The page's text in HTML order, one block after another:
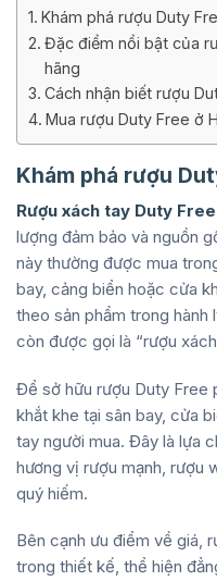
Khám phá rượu Duty
Đặc điểm nổi bật của
hãng
Cách nhận biết rượu
Mua rượu Duty Free ở
Khám phá rượu
Rượu xách tay Duty Free
lượng đảm bảo và nguồn
này thường được mua
bay, cảng biển hoặc cửa
theo sản phẩm trong hành
còn được gọi là “rượu
Để sở hữu rượu Duty Free
khắt khe tại sân bay, cửa
tay người mua. Đây là lựa
hương vị rượu mạnh, rượu
quý hiếm.
Bên cạnh ưu điểm về giá,
trong thiết kế, thể hiện